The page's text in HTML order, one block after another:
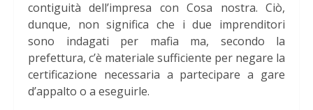
contiguità dell’impresa con Cosa nostra. Ciò,
dunque, non significa che i due imprenditori
sono indagati per mafia ma, secondo la
prefettura, c’è materiale sufficiente per negare la
certificazione necessaria a partecipare a gare
d’appalto o a eseguirle.